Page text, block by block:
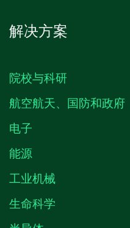
解决方案
院校与科研
航空航天、国防和政府
电子
能源
工业机械
生命科学